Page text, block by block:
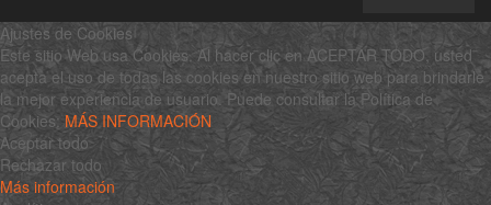
Ajustes de Cookies
Este sitio Web usa Cookies. Al hacer clic en ACEPTAR TODO, usted
acepta el uso de todas las cookies en nuestro sitio web para brindarle
la mejor experiencia de usuario. Puede consultar la Política de
Cookies: MÁS INFORMACIÓN
Aceptar todo
Rechazar todo
Más información